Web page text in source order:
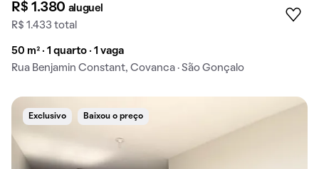
R$ 1.380 aluguel
R$ 1.433 total
50 m² · 1 quarto · 1 vaga
Rua Benjamin Constant, Covanca · São Gonçalo
Exclusivo Baixou o preço